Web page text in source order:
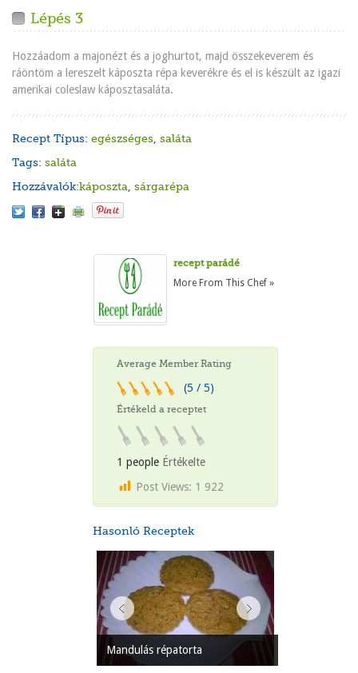
Lépés 3
Hozzáadom a majonézt és a joghurtot, majd összekeverem és
ráöntöm a lereszelt káposzta répa keverékre és el is készült az igazi
amerikai coleslaw káposztasaláta.
Recept Típus:egészséges ,saláta
Tags:saláta
Hozzávalók:káposzta ,sárgarépa
recept parádé
More From This Chef »
Average Member Rating
(5 / 5)
Értékeld a receptet
1 people Értékelte
Post Views: 1 922
Hasonló Receptek
Mandulás répatorta